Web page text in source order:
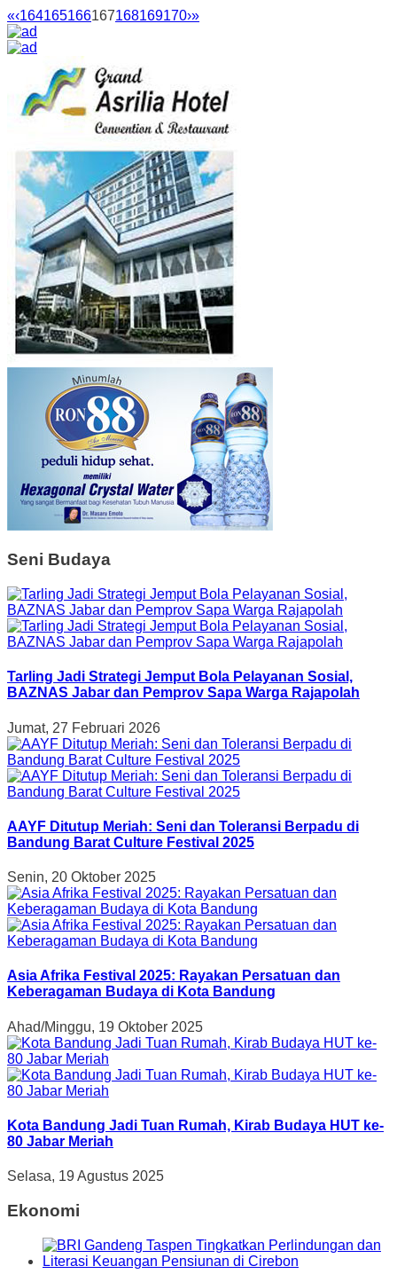
«‹164165166167168169170›»
Seni Budaya
Tarling Jadi Strategi Jemput Bola Pelayanan Sosial,
BAZNAS Jabar dan Pemprov Sapa Warga Rajapolah
Jumat, 27 Februari 2026
AAYF Ditutup Meriah: Seni dan Toleransi Berpadu di
Bandung Barat Culture Festival 2025
Senin, 20 Oktober 2025
Asia Afrika Festival 2025: Rayakan Persatuan dan
Keberagaman Budaya di Kota Bandung
Ahad/Minggu, 19 Oktober 2025
Kota Bandung Jadi Tuan Rumah, Kirab Budaya HUT ke-
80 Jabar Meriah
Selasa, 19 Agustus 2025
Ekonomi